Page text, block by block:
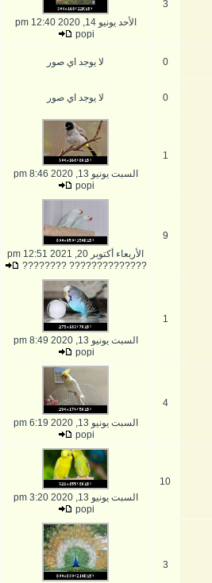
3
الأحد يونيو 14, 2020 12:40 pm
popi
0 لا يوجد اي صور
0 لا يوجد اي صور
1
السبت يونيو 13, 2020 8:46 pm
popi
9
الأربعاء أكتوبر 20, 2021 12:51 pm
?????????????? ????????
1
السبت يونيو 13, 2020 8:49 pm
popi
4
السبت يونيو 13, 2020 6:19 pm
popi
10
السبت يونيو 13, 2020 3:20 pm
popi
3